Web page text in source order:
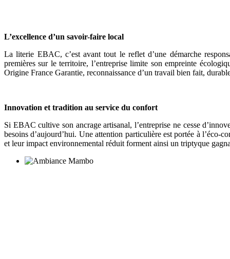
L’excellence d’un savoir-faire local
La literie EBAC, c’est avant tout le reflet d’une démarche
premières sur le territoire, l’entreprise limite son empreinte
Origine France Garantie, reconnaissance d’un travail bien fait,
Innovation et tradition au service du confort
Si EBAC cultive son ancrage artisanal, l’entreprise ne cesse
besoins d’aujourd’hui. Une attention particulière est portée à l’éco-
et leur impact environnemental réduit forment ainsi un triptyque